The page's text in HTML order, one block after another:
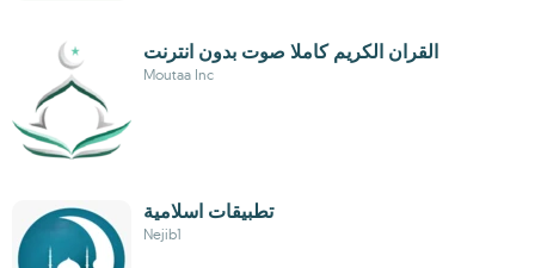
القران الكريم كاملا صوت بدون انترنت
Moutaa Inc
تطبيقات اسلامية
Nejib1